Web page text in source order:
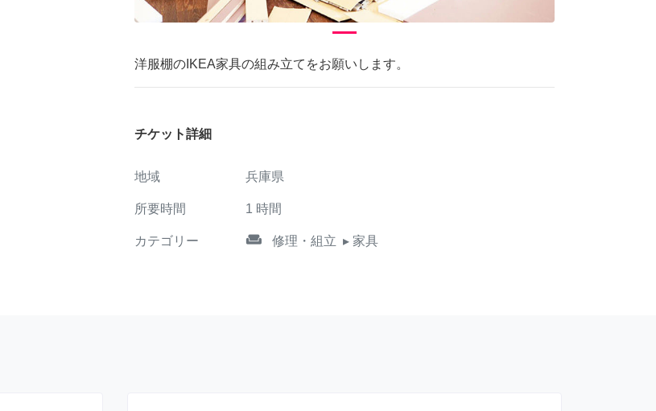
洋服棚のIKEA家具の組み立てをお願いします。
チケット詳細
地域 兵庫県
所要時間 1 時間
カテゴリー weekend 修理・組立 ▸ 家具